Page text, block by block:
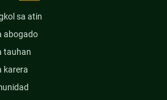
sa atin
abogado
tauhan
karera